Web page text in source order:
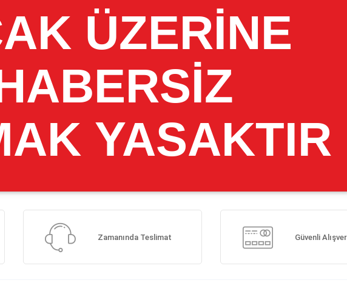
Zamanında Teslimat Güvenli